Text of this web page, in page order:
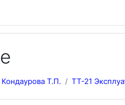
Кондаурова Т.П. ТТ-21